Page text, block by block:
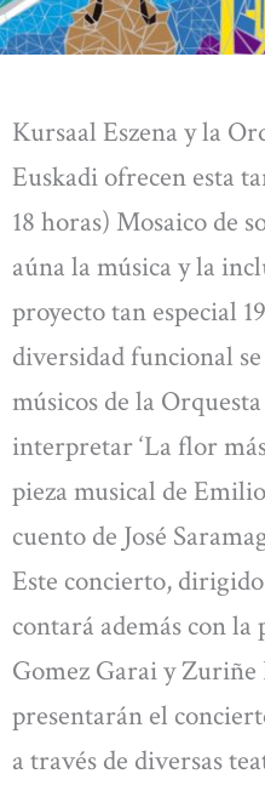
Kursaal Eszena y la
Euskadi ofrecen esta
18 horas) Mosaico de
aúna la música y la
proyecto tan especial
diversidad funcional
músicos de la
interpretar ‘La flor
pieza musical de
cuento de José
Este concierto,
contará además con
Gomez Garai y Zuriñe
presentarán el
a través de diversas